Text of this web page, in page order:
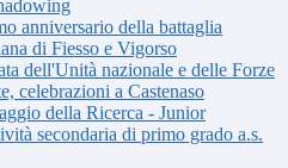
anniversario della battaglia
di Fiesso e Vigorso
dell'Unità nazionale e delle Forze
celebrazioni a Castenaso
della Ricerca - Junior
secondaria di primo grado a.s.